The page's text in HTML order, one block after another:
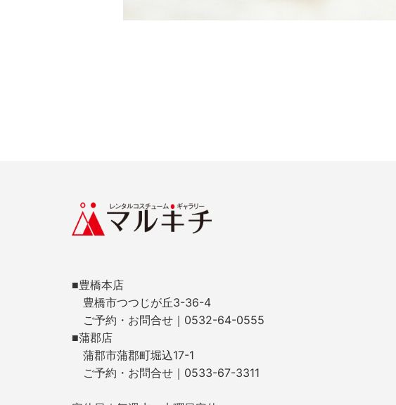
■豊橋本店
豊橋市つつじが丘3-36-4
ご予約・お問合せ｜0532-64-0555
■蒲郡店
蒲郡市蒲郡町堀込17-1
ご予約・お問合せ｜0533-67-3311